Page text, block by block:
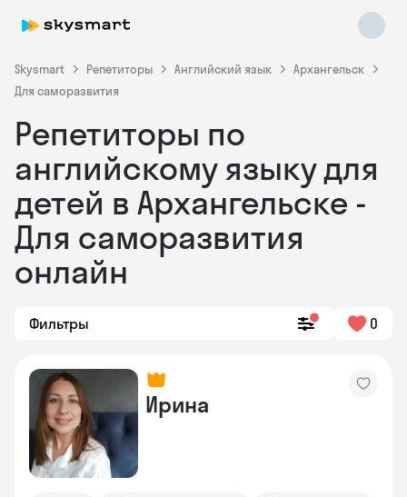
Skysmart Репетиторы Английский язык
Архангельск
Для саморазвития
Репетиторы по
английскому языку для
детей в Архангельске -
Для саморазвития
онлайн
Фильтры 0
Ирина
Skysmart Chat